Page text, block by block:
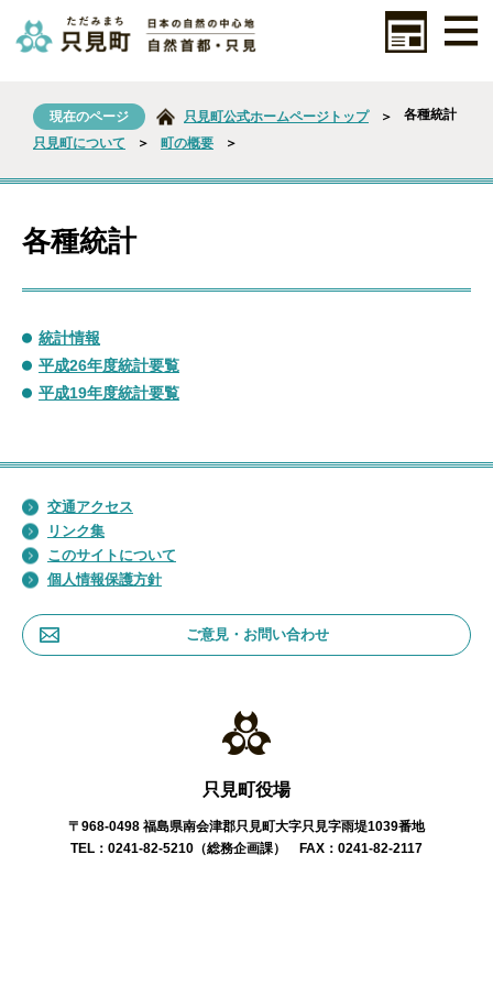
現在のページ 只見町公式ホームページトップ
＞
只見町について
＞ 町の概要 ＞
各種統計
各種統計
統計情報
平成26年度統計要覧
平成19年度統計要覧
交通アクセス
リンク集
このサイトについて
個人情報保護方針
ご意見・お問い合わせ
只見町役場
〒968-0498 福島県南会津郡只見町大字只見字雨堤1039番地
TEL：0241-82-5210（総務企画課） FAX：0241-82-2117